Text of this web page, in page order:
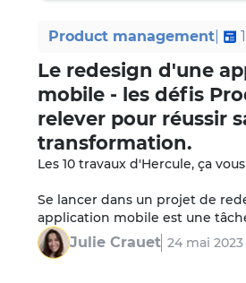
Product management
Le redesign d'une
mobile - les défis
relever pour réussir
transformation.
Les 10 travaux d'Hercule, ça
Se lancer dans un projet de
application mobile est une
challengeante que trouver une
botte de foin, sauf…
Julie Crauet 24 mai 2023